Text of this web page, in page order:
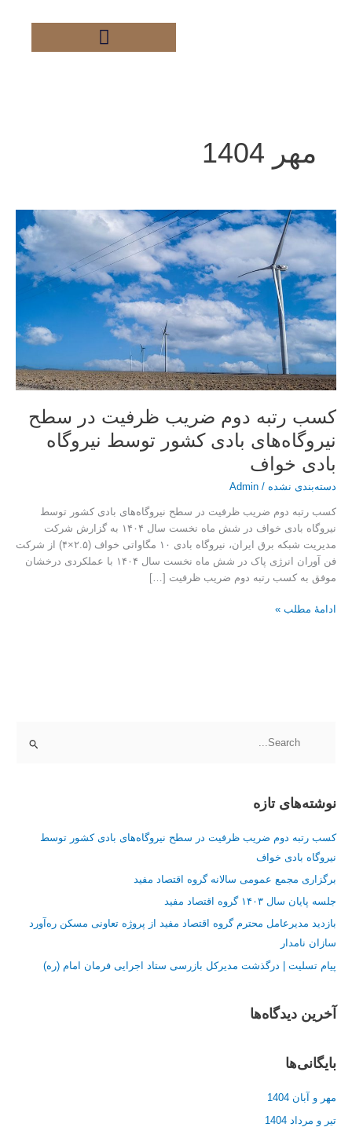
مهر 1404
کسب رتبه دوم ضریب ظرفیت در سطح
نیروگاه‌های بادی کشور توسط نیروگاه
بادی خواف
دسته‌بندی نشده /
Admin
کسب رتبه دوم ضریب ظرفیت در سطح نیروگاه‌های بادی کشور توسط
نیروگاه بادی خواف در شش ماه نخست سال ۱۴۰۴ به گزارش شرکت
مدیریت شبکه برق ایران، نیروگاه بادی ۱۰ مگاواتی خواف (۲.۵×۴) از شرکت
فن آوران انرژی پاک در شش ماه نخست سال ۱۴۰۴ با عملکردی درخشان
موفق به کسب رتبه دوم ضریب ظرفیت […]
کسب
رتبه
ظرفیت
در
سطح
نیروگاه‌های
بادی
کشور
توسط
بادی
ادامۀ مطلب »
ج
ب
ر
ا
ی
:
نوشته‌های تازه
کسب رتبه دوم ضریب ظرفیت در سطح نیروگاه‌های بادی کشور توسط
نیروگاه بادی خواف
برگزاری مجمع عمومی سالانه گروه اقتصاد مفید
جلسه پایان سال ۱۴۰۳ گروه اقتصاد مفید
بازدید مدیرعامل محترم گروه اقتصاد مفید از پروژه تعاونی مسکن ره‌آورد
سازان نامدار
پیام تسلیت | درگذشت مدیرکل بازرسی ستاد اجرایی فرمان امام (ره)
آخرین دیدگاه‌ها
بایگانی‌ها
مهر و آبان 1404
تیر و مرداد 1404